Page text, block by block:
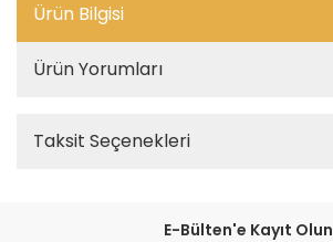
Ürün Bilgisi
Ürün Yorumları
Taksit Seçenekleri
E-Bülten'e Kayıt Olun